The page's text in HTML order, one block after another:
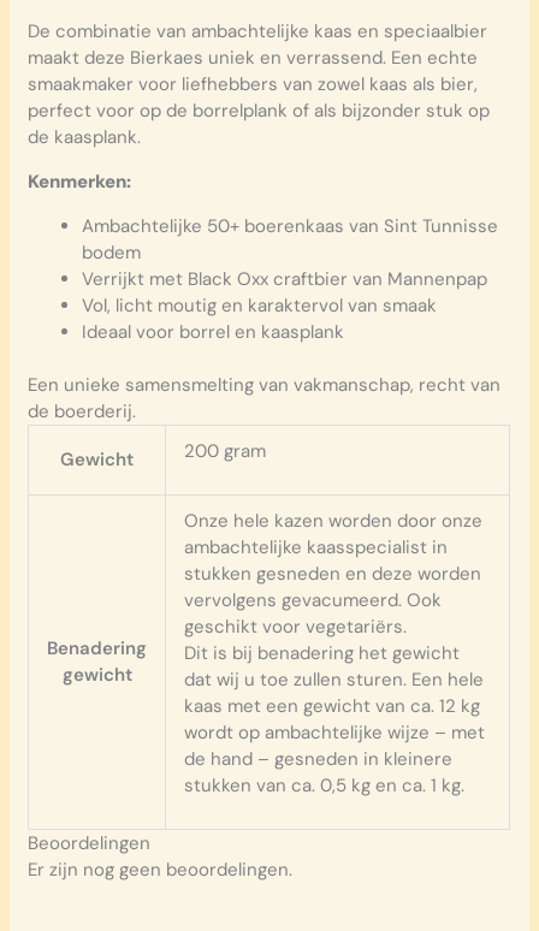
De combinatie van ambachtelijke kaas en speciaalbier
maakt deze Bierkaes uniek en verrassend. Een echte
smaakmaker voor liefhebbers van zowel kaas als bier,
perfect voor op de borrelplank of als bijzonder stuk op
de kaasplank.
Kenmerken:
Ambachtelijke 50+ boerenkaas van Sint Tunnisse
bodem
Verrijkt met Black Oxx craftbier van Mannenpap
Vol, licht moutig en karaktervol van smaak
Ideaal voor borrel en kaasplank
Een unieke samensmelting van vakmanschap, recht van
de boerderij.
Gewicht
200 gram
Benadering
gewicht
Onze hele kazen worden door onze
ambachtelijke kaasspecialist in
stukken gesneden en deze worden
vervolgens gevacumeerd. Ook
geschikt voor vegetariërs.
Dit is bij benadering het gewicht
dat wij u toe zullen sturen. Een hele
kaas met een gewicht van ca. 12 kg
wordt op ambachtelijke wijze – met
de hand – gesneden in kleinere
stukken van ca. 0,5 kg en ca. 1 kg.
Beoordelingen
Er zijn nog geen beoordelingen.